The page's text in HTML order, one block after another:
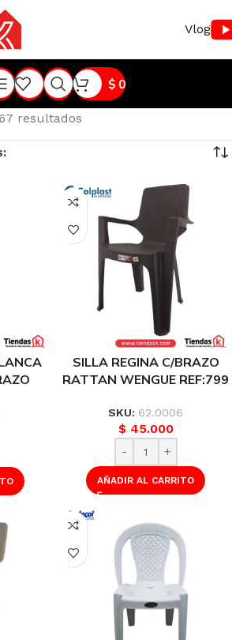
Vlog
$0
resultados
1038
SILLA REGINA C/BRAZO
RATTAN WENGUE REF:799
SKU: 62.0006
$45.000
AÑADIR AL CARRITO